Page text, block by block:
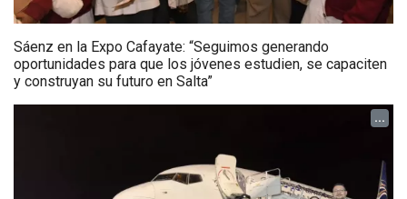
Sáenz en la Expo Cafayate: “Seguimos generando
oportunidades para que los jóvenes estudien, se capaciten
y construyan su futuro en Salta”
...